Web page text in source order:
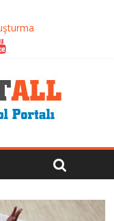
Evrimi
Kim?
Bilimsel